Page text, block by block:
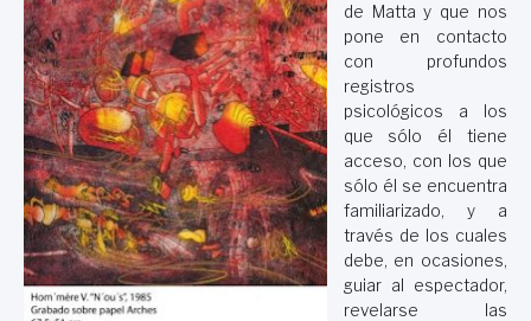
de Matta y que nos
pone en contacto
con profundos
registros
psicológicos a los
que sólo él tiene
acceso, con los que
sólo él se encuentra
familiarizado, y a
través de los cuales
debe, en ocasiones,
guiar al espectador,
revelarse las